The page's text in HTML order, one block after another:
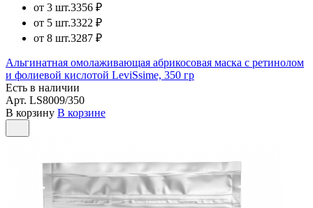
от 3 шт.3356 ₽
от 5 шт.3322 ₽
от 8 шт.3287 ₽
Альгинатная омолаживающая абрикосовая маска с ретинолом
и фолиевой кислотой LeviSsime, 350 гр
Есть в наличии
Арт. LS8009/350
В корзину В корзине